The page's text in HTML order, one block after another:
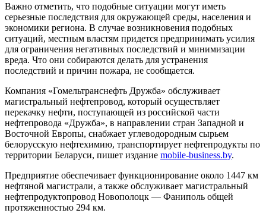
Важно отметить, что подобные ситуации могут иметь
серьезные последствия для окружающей среды, населения и
экономики региона. В случае возникновения подобных
ситуаций, местным властям придется предпринимать усилия
для ограничения негативных последствий и минимизации
вреда. Что они собираются делать для устранения
последствий и причин пожара, не сообщается.
Компания «Гомельтранснефть Дружба» обслуживает
магистральный нефтепровод, который осуществляет
перекачку нефти, поступающей из российской части
нефтепровода «Дружба», в направлении стран Западной и
Восточной Европы, снабжает углеводородным сырьем
белорусскую нефтехимию, транспортирует нефтепродукты по
территории Беларуси, пишет издание mobile-business.by.
Предприятие обеспечивает функционирование около 1447 км
нефтяной магистрали, а также обслуживает магистральный
нефтепродуктопровод Новополоцк — Фаниполь общей
протяженностью 294 км.